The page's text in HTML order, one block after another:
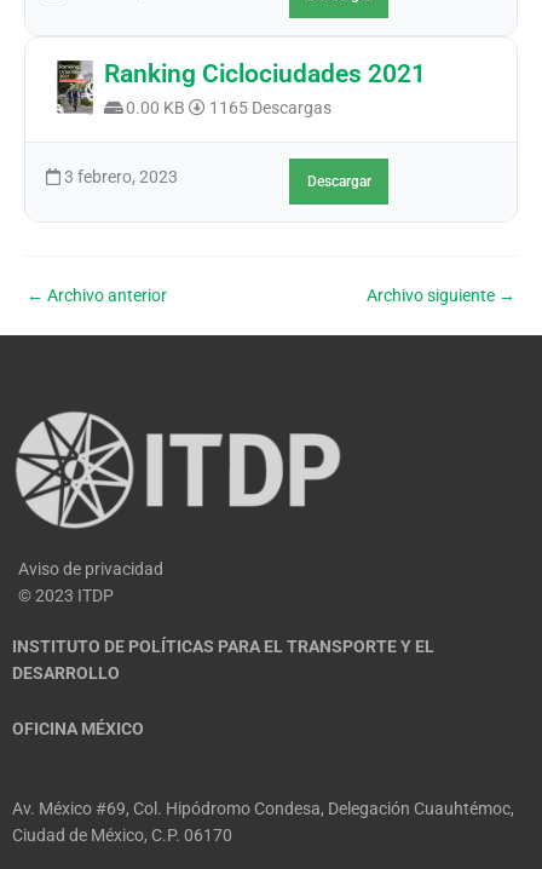
Ranking Ciclociudades 2021
0.00 KB 1165 Descargas
3 febrero, 2023 Descargar
← Archivo anterior Archivo siguiente →
Aviso de privacidad
© 2023 ITDP
INSTITUTO DE POLÍTICAS PARA EL TRANSPORTE Y EL
DESARROLLO
OFICINA MÉXICO
Av. México #69, Col. Hipódromo Condesa, Delegación Cuauhtémoc,
Ciudad de México, C.P. 06170